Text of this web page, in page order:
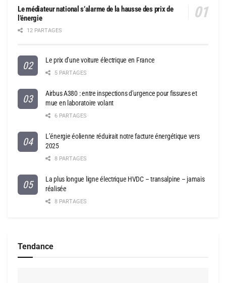
Le médiateur national s’alarme de la hausse des prix de
l’énergie
12 PARTAGES
Le prix d’une voiture électrique en France
5 PARTAGES
Airbus A380 : entre inspections d’urgence pour fissures et
mue en laboratoire volant
6 PARTAGES
L’énergie éolienne réduirait notre facture énergétique vers
2025
8 PARTAGES
La plus longue ligne électrique HVDC – transalpine – jamais
réalisée
8 PARTAGES
Tendance